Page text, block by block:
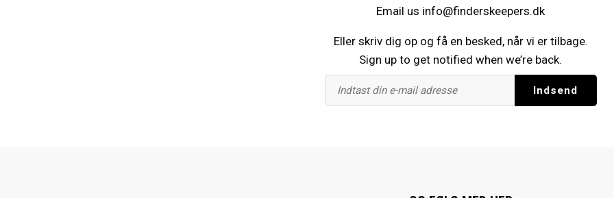
Email us info@finderskeepers.dk
Eller skriv dig op og få en besked, når vi er tilbage.
Sign up to get notified when we’re back.